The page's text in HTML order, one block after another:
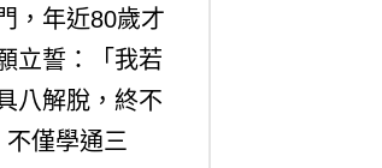
，年近80歲才
立誓：「我若
八解脫，終不
僅學通三